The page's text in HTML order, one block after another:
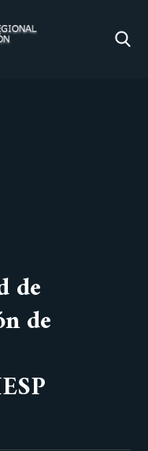
de
de